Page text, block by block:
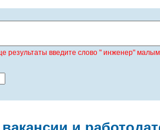
результаты введите слово " инженер"